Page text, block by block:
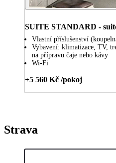
SUITE STANDARD -
Vlastní příslušenství
Vybavení: klimatizace, TV,
na přípravu čaje nebo kávy
Wi-Fi
+5 560 Kč /pokoj
Strava